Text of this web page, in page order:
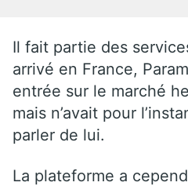
Il fait partie des
arrivé en France,
entrée sur le marché
mais n’avait pour
parler de lui.
La plateforme a